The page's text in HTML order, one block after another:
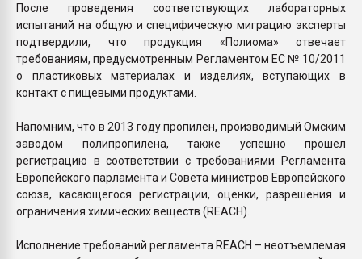
После проведения соответствующих лабораторных
испытаний на общую и специфическую миграцию эксперты
подтвердили, что продукция «Полиома» отвечает
требованиям, предусмотренным Регламентом ЕС № 10/2011
о пластиковых материалах и изделиях, вступающих в
контакт с пищевыми продуктами.
Напомним, что в 2013 году пропилен, производимый Омским
заводом полипропилена, также успешно прошел
регистрацию в соответствии с требованиями Регламента
Европейского парламента и Совета министров Европейского
союза, касающегося регистрации, оценки, разрешения и
ограничения химических веществ (REACH).
Исполнение требований регламента REACH – неотъемлемая